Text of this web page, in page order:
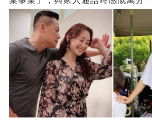
思」：只有過一次眼淚